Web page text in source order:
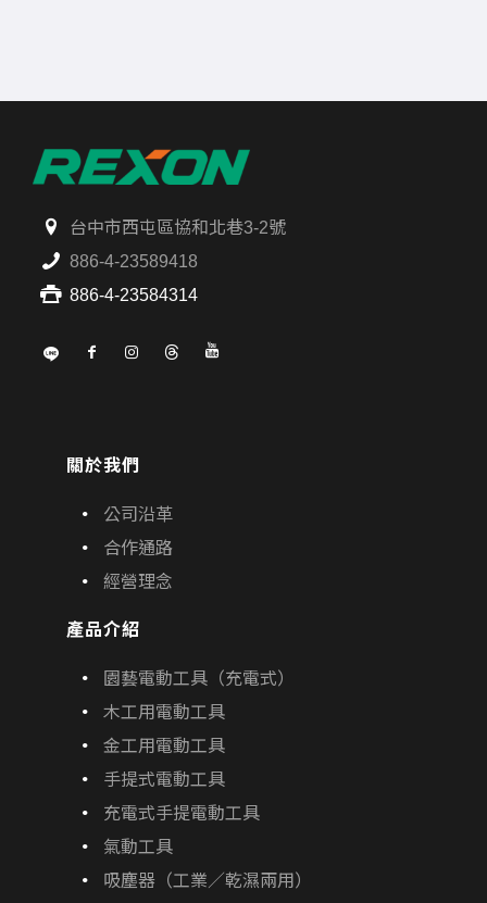
台中市西屯區協和北巷3-2號
886-4-23589418
886-4-23584314
關於我們
公司沿革
合作通路
經營理念
產品介紹
園藝電動工具（充電式）
木工用電動工具
金工用電動工具
手提式電動工具
充電式手提電動工具
氣動工具
吸塵器（工業／乾濕兩用）